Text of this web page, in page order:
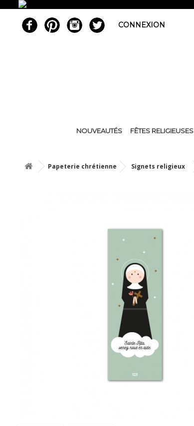
CONNEXION
NOUVEAUTÉS FÊTES RELIGIEUSES
Papeterie chrétienne Signets religieux